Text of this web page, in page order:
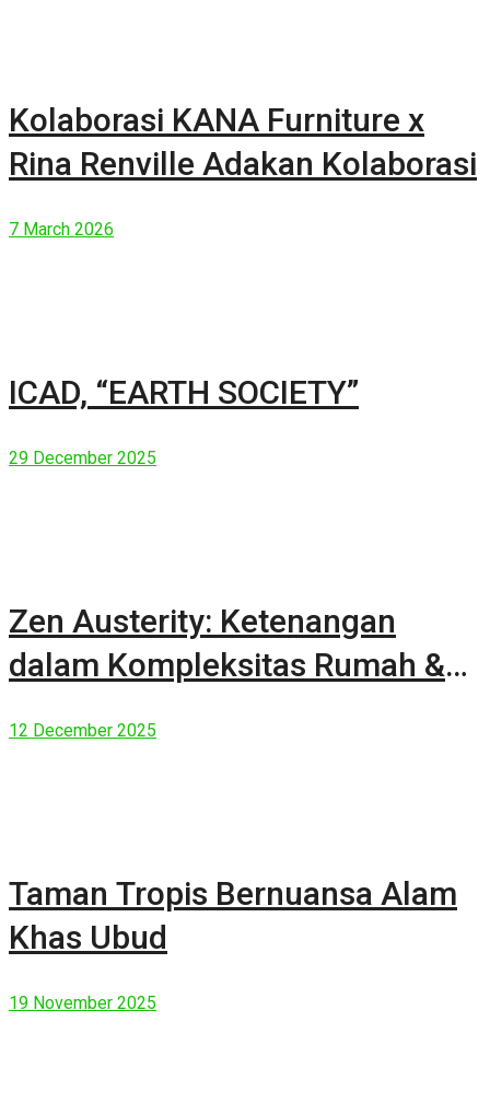
Kolaborasi KANA Furniture x
Rina Renville Adakan Kolaborasi
7 March 2026
ICAD, “EARTH SOCIETY”
29 December 2025
Zen Austerity: Ketenangan
dalam Kompleksitas Rumah &
12 December 2025
Taman Tropis Bernuansa Alam
Khas Ubud
19 November 2025